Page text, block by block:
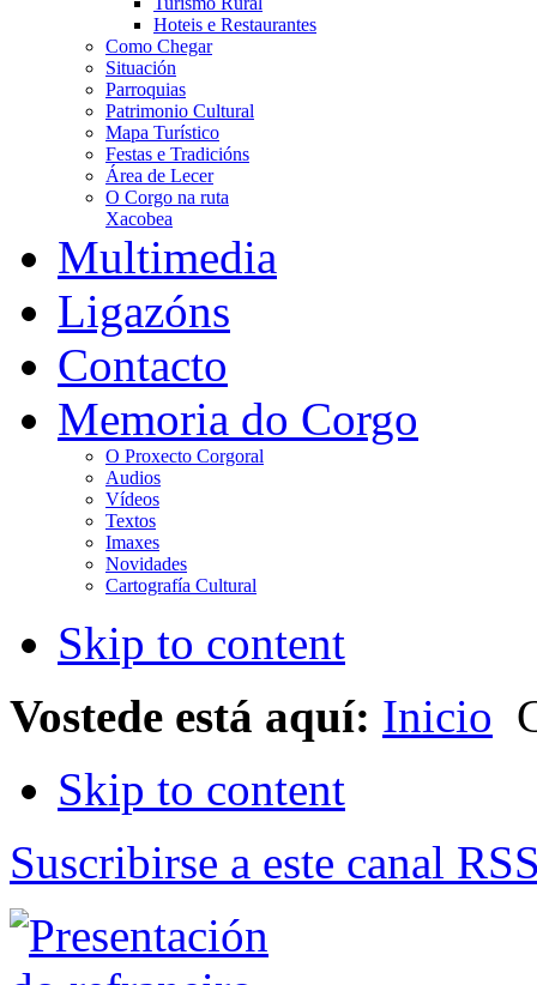
Hoteis e Restaurantes
Como Chegar
Situación
Parroquias
Patrimonio Cultural
Mapa Turístico
Festas e Tradicións
Área de Lecer
O Corgo na ruta
Xacobea
Multimedia
Ligazóns
Contacto
Memoria do Corgo
O Proxecto Corgoral
Audios
Vídeos
Textos
Imaxes
Novidades
Cartografía Cultural
Skip to content
Vostede está aquí: Inicio
Skip to content
Suscribirse a este canal